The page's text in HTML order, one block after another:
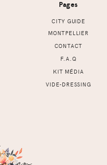
Pages
CITY GUIDE
MONTPELLIER
CONTACT
F.A.Q
KIT MÉDIA
VIDE-DRESSING